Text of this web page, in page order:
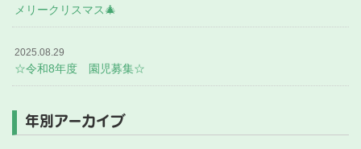
メリークリスマス🎄
2025.08.29
☆令和8年度 園児募集☆
年別アーカイブ